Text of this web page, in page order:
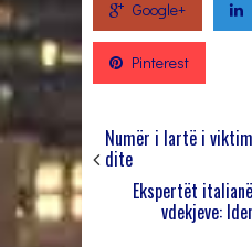
Google+
Pinterest
Numër i lartë i
dite
Ekspertët
vdekjeve: